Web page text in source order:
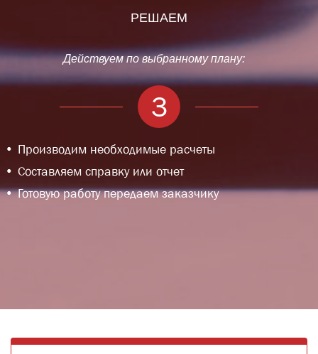
РЕШАЕМ
Действуем по выбранному плану:
3
Производим необходимые расчеты
Составляем справку или отчет
Готовую работу передаем заказчику